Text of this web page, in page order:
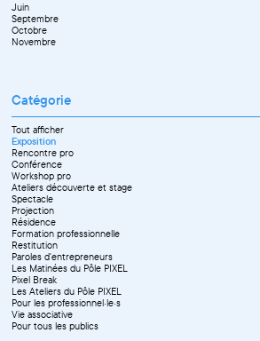
Octobre
Novembre
Décembre
Juin
Septembre
Octobre
Novembre
Catégorie
Tout afficher
Exposition
Rencontre pro
Conférence
Workshop pro
Ateliers découverte et stage
Spectacle
Projection
Résidence
Formation professionnelle
Restitution
Paroles d'entrepreneurs
Les Matinées du Pôle PIXEL
Pixel Break
Les Ateliers du Pôle PIXEL
Pour les professionnel·le·s
Vie associative
Pour tous les publics